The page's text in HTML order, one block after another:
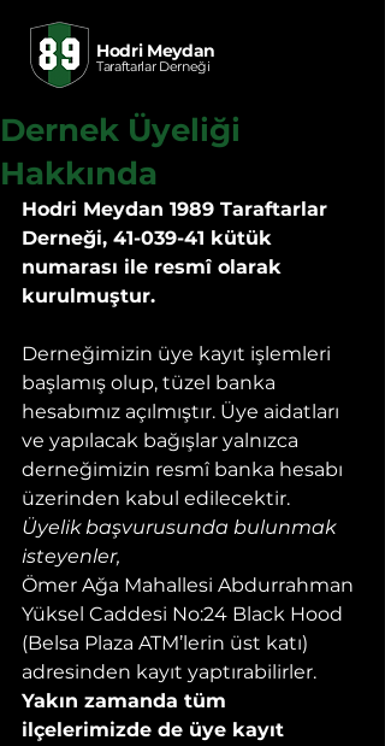
Hodri Meydan
Taraftarlar Derneği
Dernek Üyeliği
Hakkında
Hodri Meydan 1989 Taraftarlar
Derneği, 41-039-41 kütük
numarası ile resmî olarak
kurulmuştur.
Derneğimizin üye kayıt işlemleri
başlamış olup, tüzel banka
hesabımız açılmıştır. Üye aidatları
ve yapılacak bağışlar yalnızca
derneğimizin resmî banka hesabı
üzerinden kabul edilecektir.
Üyelik başvurusunda bulunmak
isteyenler,
Ömer Ağa Mahallesi Abdurrahman
Yüksel Caddesi No:24 Black Hood
(Belsa Plaza ATM’lerin üst katı)
adresinden kayıt yaptırabilirler.
Yakın zamanda tüm
ilçelerimizde de üye kayıt